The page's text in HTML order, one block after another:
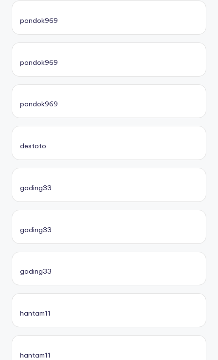
pondok969
pondok969
pondok969
destoto
gading33
gading33
gading33
hantam11
hantam11